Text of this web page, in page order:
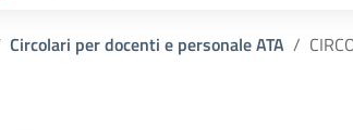
Circolari per docenti e personale ATA